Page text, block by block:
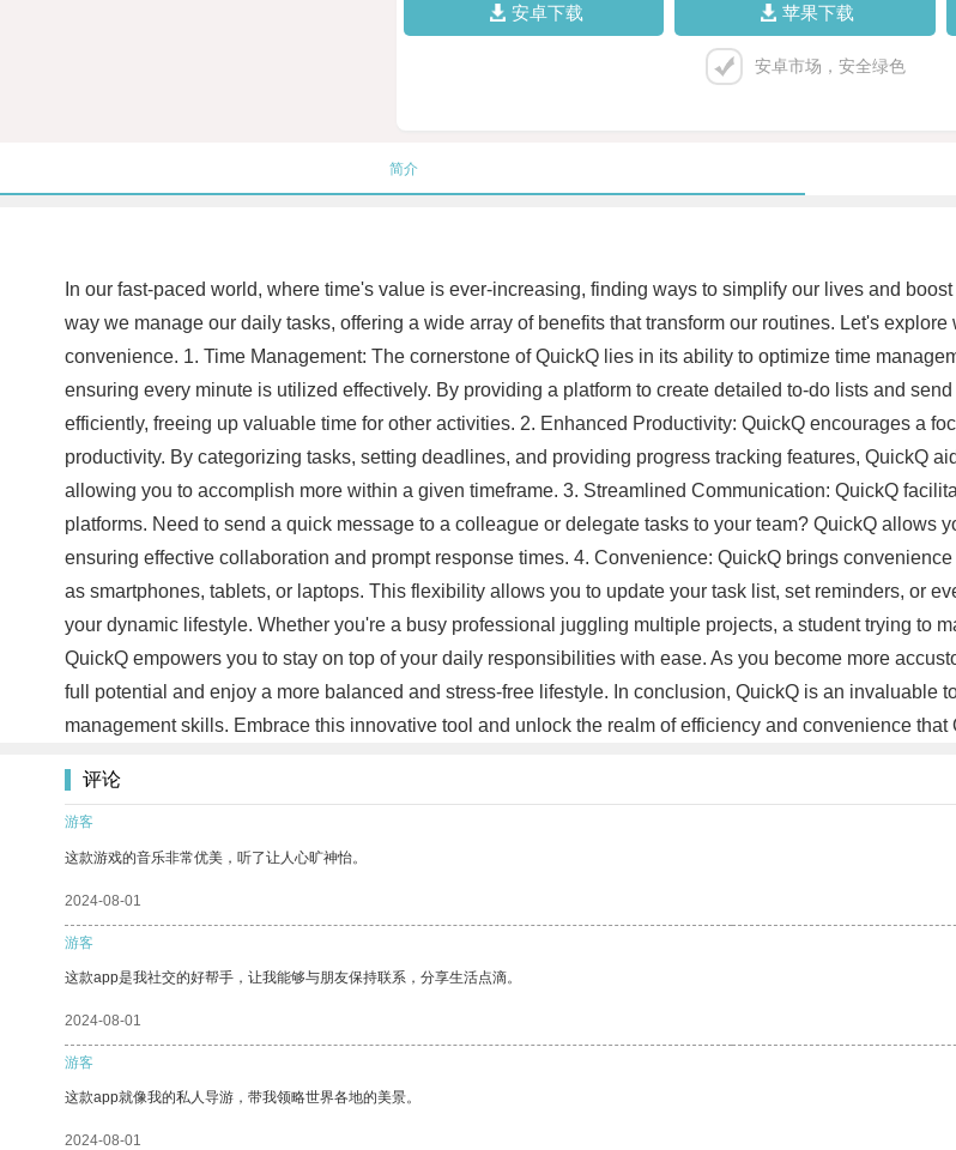
安卓下载 苹果下载
安卓市场，安全绿色
简介
In our fast-paced world, where time's value is ever-increasing, finding ways to simplify our lives and
way we manage our daily tasks, offering a wide array of benefits that transform our routines. Let's
convenience. 1. Time Management: The cornerstone of QuickQ lies in its ability to optimize time
ensuring every minute is utilized effectively. By providing a platform to create detailed to-do lists and
efficiently, freeing up valuable time for other activities. 2. Enhanced Productivity: QuickQ encourages a
productivity. By categorizing tasks, setting deadlines, and providing progress tracking features, QuickQ
allowing you to accomplish more within a given timeframe. 3. Streamlined Communication: QuickQ
platforms. Need to send a quick message to a colleague or delegate tasks to your team? QuickQ
ensuring effective collaboration and prompt response times. 4. Convenience: QuickQ brings
as smartphones, tablets, or laptops. This flexibility allows you to update your task list, set reminders, or
your dynamic lifestyle. Whether you're a busy professional juggling multiple projects, a student trying to
QuickQ empowers you to stay on top of your daily responsibilities with ease. As you become more
full potential and enjoy a more balanced and stress-free lifestyle. In conclusion, QuickQ is an invaluable
management skills. Embrace this innovative tool and unlock the realm of efficiency and convenience that
评论
游客
这款游戏的音乐非常优美，听了让人心旷神怡。
2024-08-01
游客
这款app是我社交的好帮手，让我能够与朋友保持联系，分享生活点滴。
2024-08-01
游客
这款app就像我的私人导游，带我领略世界各地的美景。
2024-08-01